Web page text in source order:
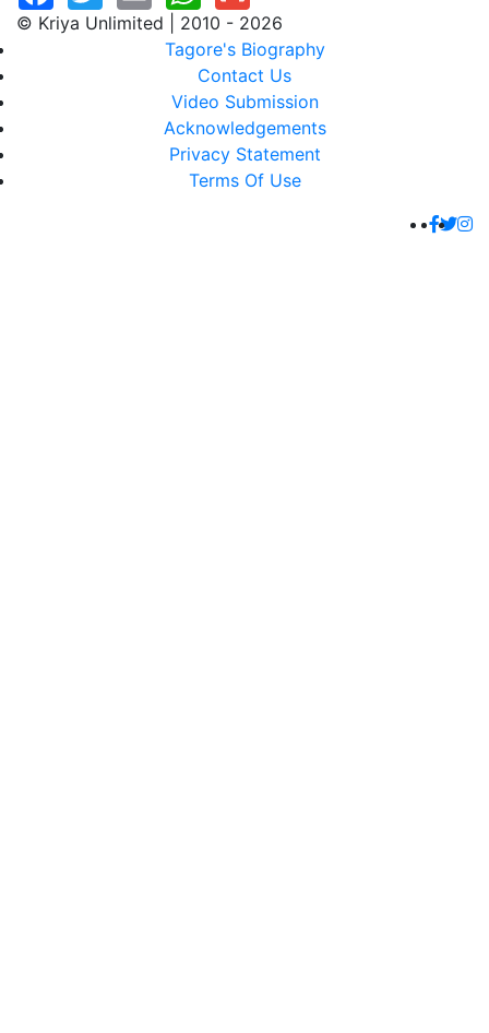
© Kriya Unlimited | 2010 - 2026
Tagore's Biography
Contact Us
Video Submission
Acknowledgements
Privacy Statement
Terms Of Use